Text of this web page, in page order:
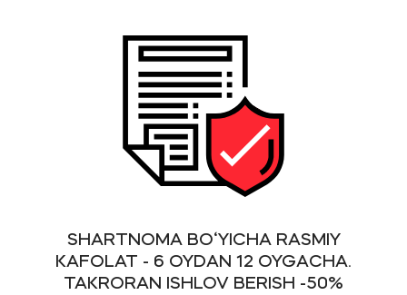
SHARTNOMA BO‘YICHA RASMIY
KAFOLAT - 6 OYDAN 12 OYGACHA.
TAKRORAN ISHLOV BERISH -50%